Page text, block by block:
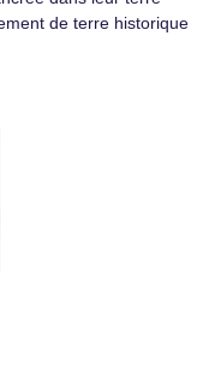
de terre historique